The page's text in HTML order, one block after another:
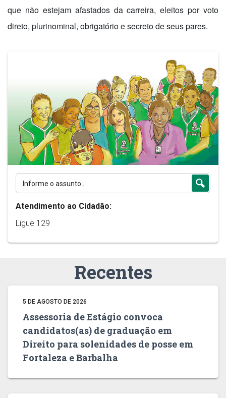
que não estejam afastados da carreira, eleitos por voto
direto, plurinominal, obrigatório e secreto de seus pares.
Atendimento ao Cidadão:
Ligue 129
Recentes
5 DE AGOSTO DE 2026
Assessoria de Estágio convoca
candidatos(as) de graduação em
Direito para solenidades de posse em
Fortaleza e Barbalha